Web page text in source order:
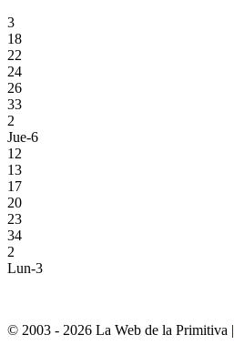
3
18
22
24
26
33
2
Jue-6
12
13
17
20
23
34
2
Lun-3
© 2003 - 2026 La Web de la Primitiva |